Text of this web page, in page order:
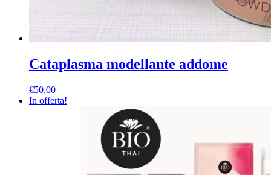
Cataplasma modellante addome
€50,00
In offerta!